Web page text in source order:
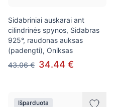
Sidabriniai auskarai ant
cilindrinės spynos, Sidabras
925°, raudonas auksas
(padengti), Oniksas
43.06 € 34.44 €
Išparduota